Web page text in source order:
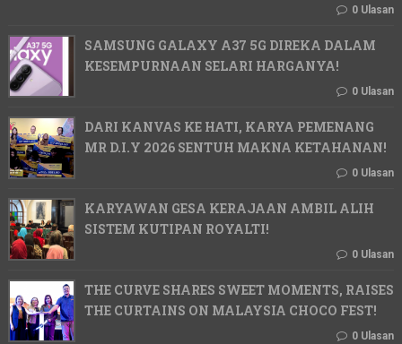
0 Ulasan
SAMSUNG GALAXY A37 5G DIREKA DALAM
KESEMPURNAAN SELARI HARGANYA!
0 Ulasan
DARI KANVAS KE HATI, KARYA PEMENANG
MR D.I.Y 2026 SENTUH MAKNA KETAHANAN!
0 Ulasan
KARYAWAN GESA KERAJAAN AMBIL ALIH
SISTEM KUTIPAN ROYALTI!
0 Ulasan
THE CURVE SHARES SWEET MOMENTS, RAISES
THE CURTAINS ON MALAYSIA CHOCO FEST!
0 Ulasan